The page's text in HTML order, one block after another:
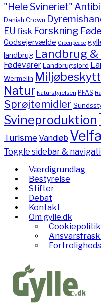
"Hele Svineriet"
Danish Crown
EUfisk Forskning
Godsejervælde Greenpeace
landbrug Landbrug
FødevarerLandbrugsjord
Wermelin
Natur Naturstyrelsen PFAS
Sprøjtemidler
Svineproduktion
TurismeVandløb
Toggle sidebar &
Værdigrundlag
Bestyrelse
Stifter
Debat
Kontakt
Om gylle.dk
Cookiepolitik